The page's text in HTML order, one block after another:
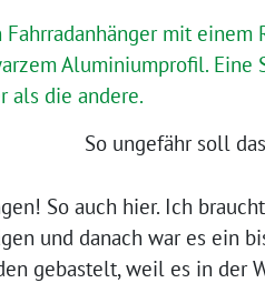
So ungefähr soll
So auch hier. Ich
und danach war es ein
gebastelt, weil es in der